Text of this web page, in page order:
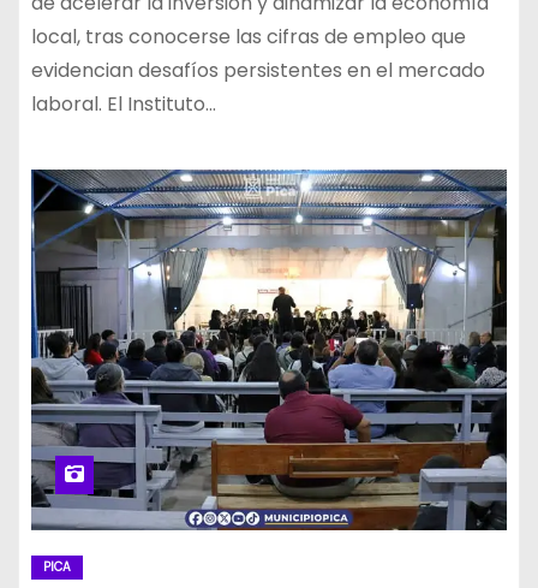
local, tras conocerse las cifras de empleo que
evidencian desafíos persistentes en el mercado
laboral. El Instituto…
PICA